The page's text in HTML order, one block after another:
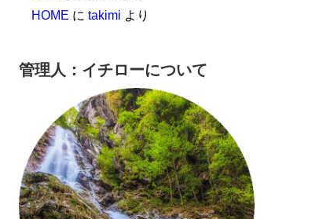
HOME に takimi より
管理人：イチローについて